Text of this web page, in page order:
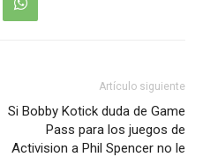
Artículo siguiente
Si Bobby Kotick duda de Game
Pass para los juegos de
Activision a Phil Spencer no le